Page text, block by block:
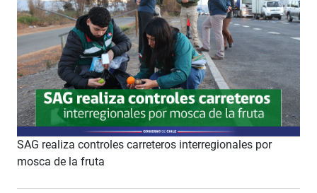
SAG realiza controles carreteros interregionales por
mosca de la fruta